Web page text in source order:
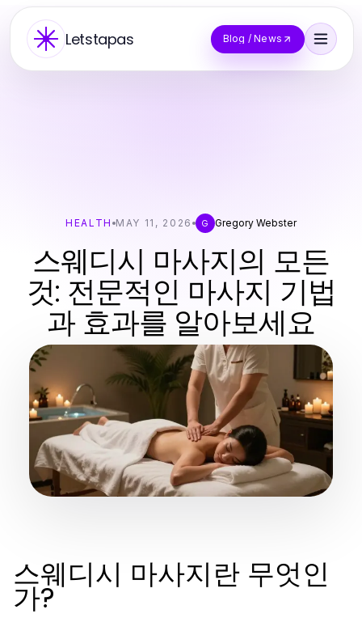
Letstapas Blog / News
HEALTH MAY 11, 2026 G Gregory Webster
스웨디시 마사지의 모든
것: 전문적인 마사지 기법
과 효과를 알아보세요
스웨디시 마사지란 무엇인
가?